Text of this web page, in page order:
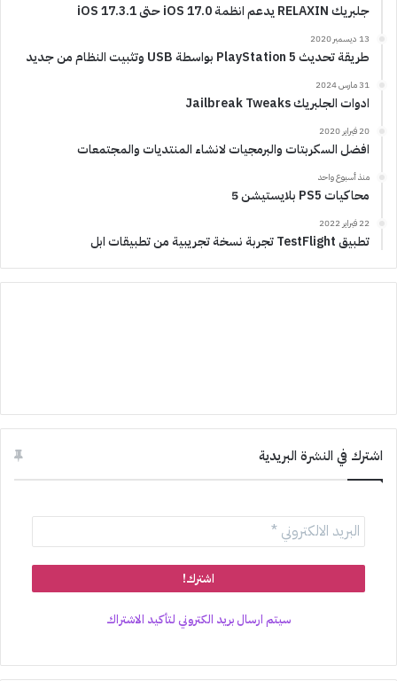
جلبريك RELAXIN يدعم انظمة iOS 17.0 حتى iOS 17.3.1
13 ديسمبر 2020
طريقة تحديث PlayStation 5 بواسطة USB وتثبيت النظام من جديد
31 مارس 2024
ادوات الجلبريك Jailbreak Tweaks
20 فبراير 2020
افضل السكربتات والبرمجيات لانشاء المنتديات والمجتمعات
منذ أسبوع واحد
محاكيات PS5 بلايستيشن 5
22 فبراير 2022
تطبيق TestFlight تجربة نسخة تجريبية من تطبيقات ابل
اشترك في النشرة البريدية
سيتم ارسال بريد الكتروني لتأكيد الاشتراك